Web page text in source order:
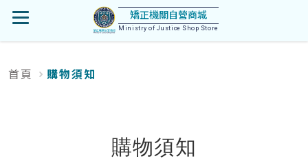
開
啟
矯正機關自營商城
Ministry of Justice Shop Store
首
頁
:::
首頁 購物須知
購物須知